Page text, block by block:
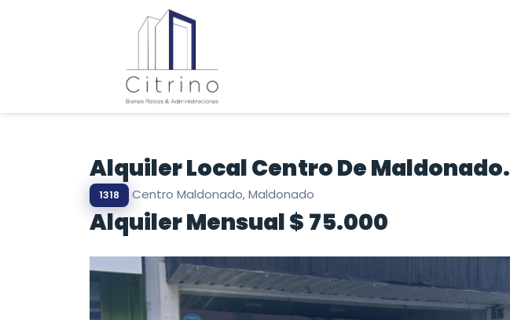
Alquiler Local Centro De Maldonado.
1318 Centro Maldonado, Maldonado
Alquiler Mensual $ 75.000